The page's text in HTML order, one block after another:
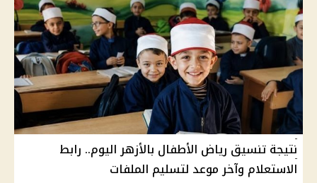
نتيجة تنسيق رياض الأطفال بالأزهر اليوم.. رابط
الاستعلام وآخر موعد لتسليم الملفات